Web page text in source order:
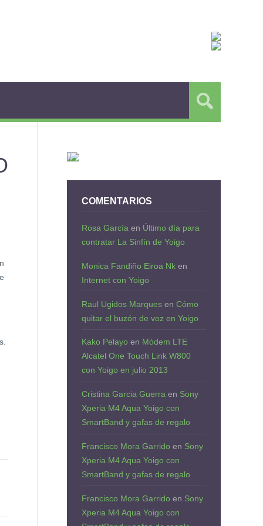
COMENTARIOS
Rosa García en Último día para
contratar La Sinfín de Yoigo
Monica Fandiño Eiroa Nk en
Internet con Yoigo
Raul Ugidos Marques en Cómo
quitar el buzón de voz en Yoigo
Kako Pelayo en Módem LTE
Alcatel One Touch Link W800
con Yoigo en julio 2013
Cristina Garcia Guerra en Sony
Xperia M4 Aqua Yoigo con
SmartBand y gafas de regalo
Francisco Mora Garrido en Sony
Xperia M4 Aqua Yoigo con
SmartBand y gafas de regalo
Francisco Mora Garrido en Sony
Xperia M4 Aqua Yoigo con